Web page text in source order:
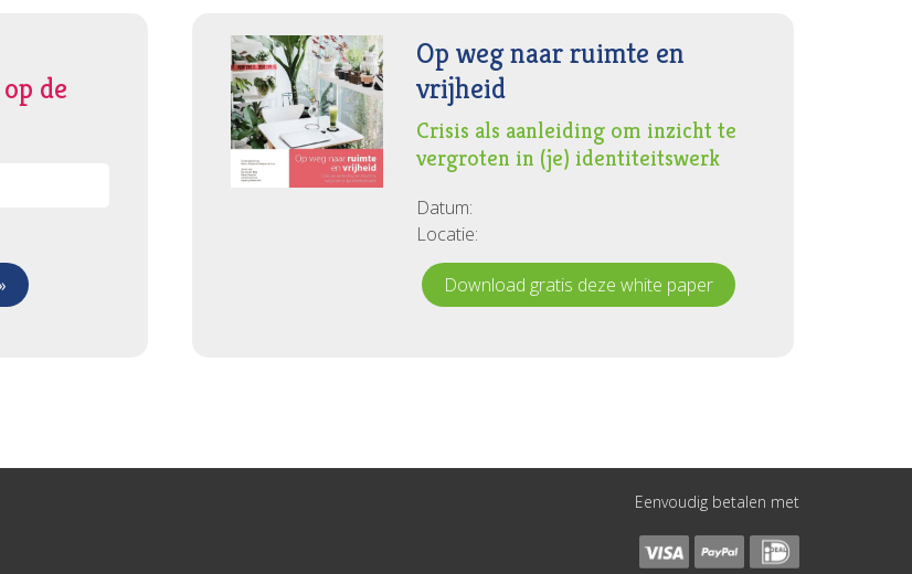
de
Op weg naar ruimte en
vrijheid
Crisis als aanleiding om inzicht te
vergroten in (je) identiteitswerk
Datum:
Locatie:
Download gratis deze white paper
Eenvoudig betalen met